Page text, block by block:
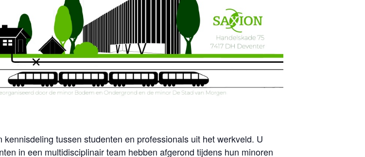
tussen studenten en professionals uit het werkveld. U
in een multidisciplinair team hebben afgerond tijdens hun minoren